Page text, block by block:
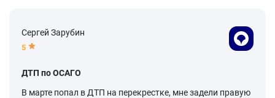
Сергей Зарубин
5
ДТП по ОСАГО
В марте попал в ДТП на перекрестке, мне задели правую